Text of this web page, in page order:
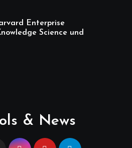
Enterprise
Science und
& News